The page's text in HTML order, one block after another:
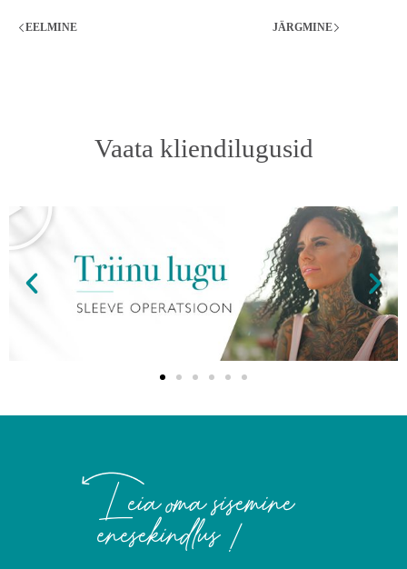
EELMINE JÄRGMINE
Vaata kliendilugusid
Leia oma sisemine
enesekindlus !